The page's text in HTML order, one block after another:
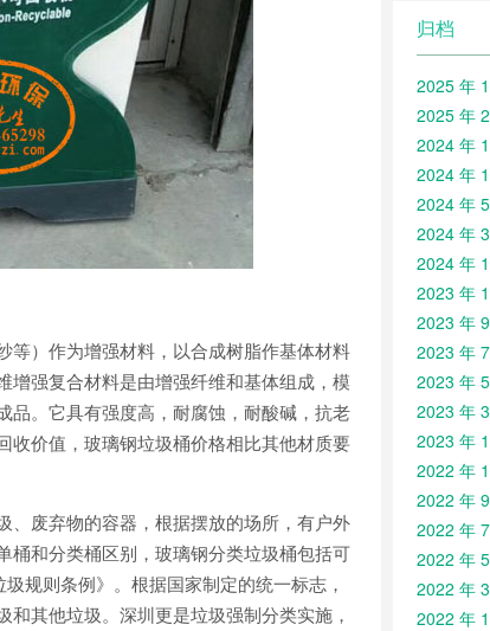
等）作为增强材料，以合成树脂作基体材料
增强复合材料是由增强纤维和基体组成，模
品。它具有强度高，耐腐蚀，耐酸碱，抗老
收价值，玻璃钢垃圾桶价格相比其他材质要
、废弃物的容器，根据摆放的场所，有户外
桶和分类桶区别，玻璃钢分类垃圾桶包括可
规则条例》。根据国家制定的统一标志，
其他垃圾。深圳更是垃圾强制分类实施，
归档
2025 年
2025 年
2024 年
2024 年
2024 年
2024 年
2024 年
2023 年
2023 年
2023 年
2023 年
2023 年
2023 年
2022 年
2022 年
2022 年
2022 年
2022 年
2022 年